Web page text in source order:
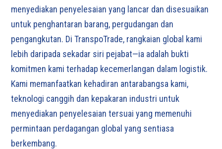
menyediakan penyelesaian yang lancar dan disesuaikan
untuk penghantaran barang, pergudangan dan
pengangkutan. Di TranspoTrade, rangkaian global kami
lebih daripada sekadar siri pejabat—ia adalah bukti
komitmen kami terhadap kecemerlangan dalam logistik.
Kami memanfaatkan kehadiran antarabangsa kami,
teknologi canggih dan kepakaran industri untuk
menyediakan penyelesaian tersuai yang memenuhi
permintaan perdagangan global yang sentiasa
berkembang.